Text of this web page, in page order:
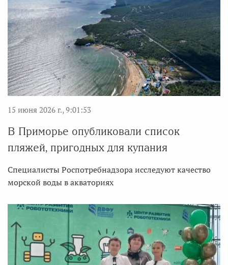
15 июня 2026 г., 9:01:53
В Приморье опубликовали список
пляжей, пригодных для купания
Специалисты Роспотребнадзора исследуют качество
морской воды в акваториях